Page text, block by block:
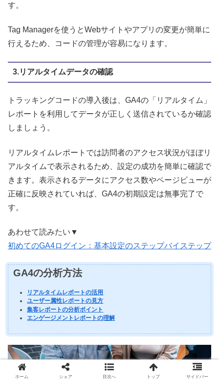
す。
Tag Managerを使うとWebサイトやアプリの変更が簡単に
行えるため、コードの管理が容易になります。
3.リアルタイムデータの確認
トラッキングコードの導入後は、GA4の「リアルタイム」
レポートを利用してデータが正しく送信されているか確認
しましょう。
リアルタイムレポートでは訪問者のアクセス状況がほぼリ
アルタイムで表示されるため、設定の成功を簡単に確認で
きます。表示されるデータにアクセス数やページビューが
正確に反映されていれば、GA4の初期設定は無事完了で
す。
あわせて読みたい▼
初めてのGA4ログイン：基本設定のステップバイステップ
GA4の分析方法
リアルタイムレポートの活用
ユーザー属性レポートの見方
集客レポートの分析ポイント
エンゲージメントレポートの理解
ホーム シェア 目次へ トップ サイドバー